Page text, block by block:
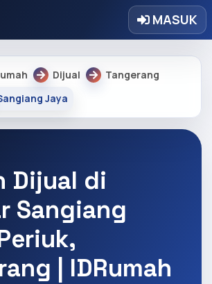
MASUK
Dijual
Tangerang
Jaya
Dijual di
Sangiang
| IDRumah